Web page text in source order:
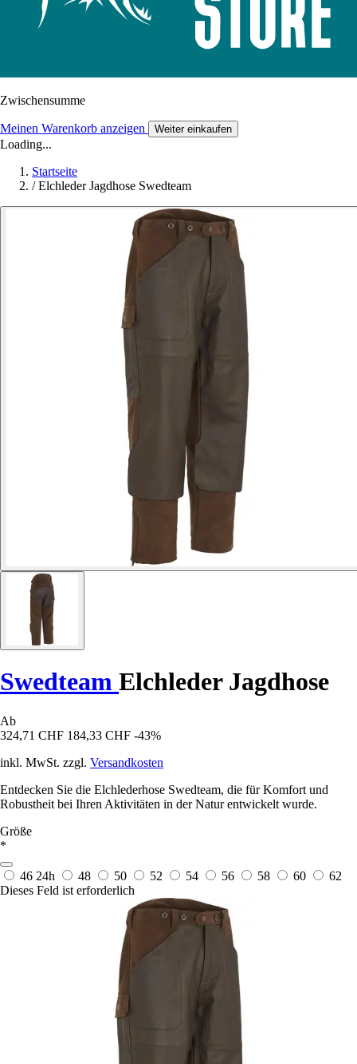
Zwischensumme
Meinen Warenkorb anzeigen Weiter einkaufen
Loading...
Startseite
/ Elchleder Jagdhose Swedteam
Swedteam Elchleder Jagdhose
Ab
324,71 CHF 184,33 CHF -43%
inkl. MwSt. zzgl. Versandkosten
Entdecken Sie die Elchlederhose Swedteam, die für Komfort und
Robustheit bei Ihren Aktivitäten in der Natur entwickelt wurde.
Größe
*
46 24h 48 50 52 54 56 58 60
62
Dieses Feld ist erforderlich